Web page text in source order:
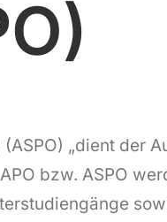
„dient der
bzw. ASPO